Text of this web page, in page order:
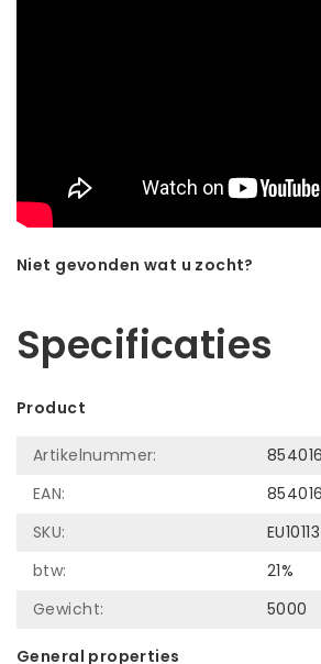
Niet gevonden wat u zocht?
Specificaties
Product
Artikelnummer:
EAN:
SKU:
EU10113
btw:
21%
Gewicht:
5000
General properties